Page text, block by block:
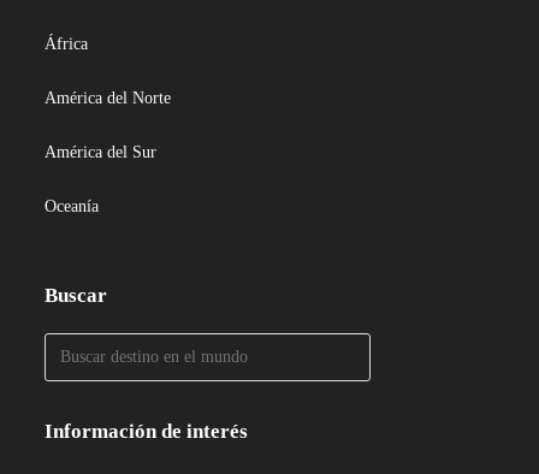
África
América del Norte
América del Sur
Oceanía
Buscar
Información de interés